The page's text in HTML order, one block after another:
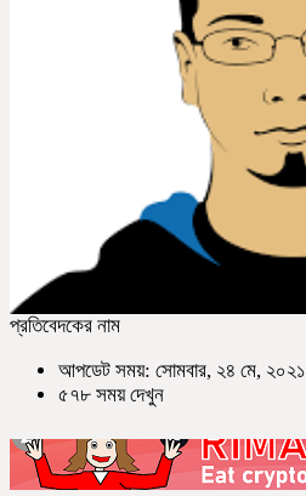
প্রতিবেদকের নাম
আপডেট সময়: সোমবার, ২৪ মে, ২০২১
৫৭৮ সময় দেখুন